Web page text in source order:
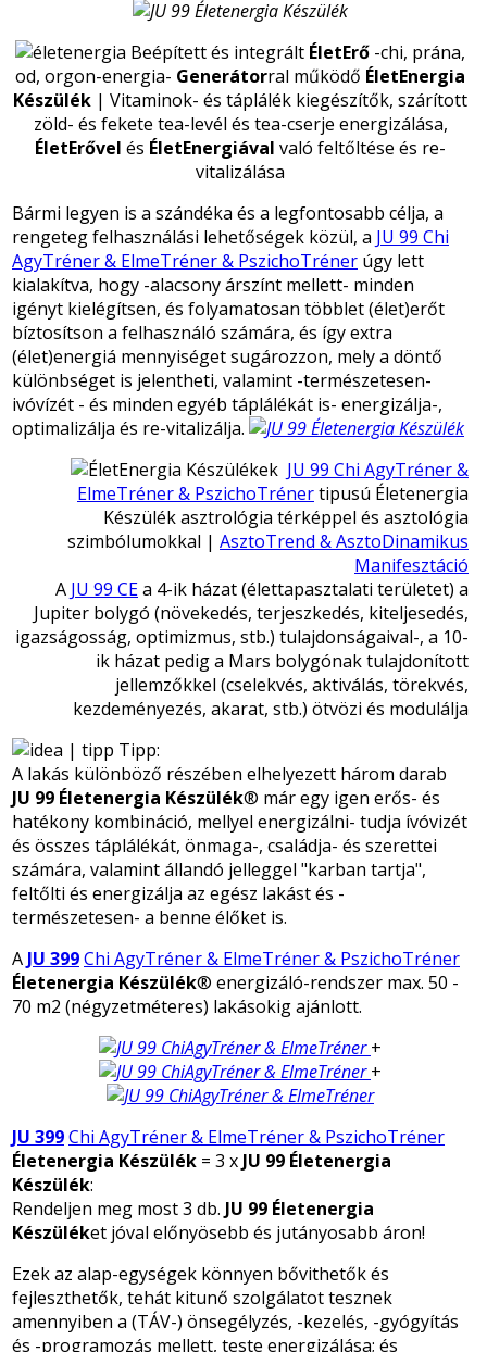
Beépített és integrált ÉletErő -chi, prána,
od, orgon-energia- Generátorral működő ÉletEnergia
Készülék | Vitaminok- és táplálék kiegészítők, szárított
zöld- és fekete tea-levél és tea-cserje energizálása,
ÉletErővel és ÉletEnergiával való feltőltése és re-
vitalizálása
Bármi legyen is a szándéka és a legfontosabb célja, a
rengeteg felhasználási lehetőségek közül, a JU 99 Chi
AgyTréner & ElmeTréner & PszichoTréner úgy lett
kialakítva, hogy -alacsony árszínt mellett- minden
igényt kielégítsen, és folyamatosan többlet (élet)erőt
bíztosítson a felhasználó számára, és így extra
(élet)energiá mennyiséget sugározzon, mely a döntő
különbséget is jelentheti, valamint -természetesen-
ivóvízét - és minden egyéb táplálékát is- energizálja-,
optimalizálja és re-vitalizálja.
JU 99 Chi AgyTréner &
ElmeTréner & PszichoTrénertipusú Életenergia
Készülék asztrológia térképpel és asztológia
szimbólumokkal | AsztoTrend & AsztoDinamikus
Manifesztáció
A JU 99 CEa 4-ik házat (élettapasztalati területet) a
Jupiter bolygó (növekedés, terjeszkedés, kiteljesedés,
igazságosság, optimizmus, stb.) tulajdonságaival-, a 10-
ik házat pedig a Mars bolygónak tulajdonított
jellemzőkkel (cselekvés, aktiválás, törekvés,
kezdeményezés, akarat, stb.) ötvözi és modulálja
Tipp:
A lakás különböző részében elhelyezett három darab
JU 99 Életenergia Készülék® már egy igen erős- és
hatékony kombináció, mellyel energizálni- tudja ívóvizét
és összes táplálékát, önmaga-, családja- és szerettei
számára, valamint állandó jelleggel "karban tartja",
feltőlti és energizálja az egész lakást és -
természetesen- a benne élőket is.
A JU 399Chi AgyTréner & ElmeTréner & PszichoTréner
Életenergia Készülék® energizáló-rendszer max. 50 -
70 m2 (négyzetméteres) lakásokig ajánlott.
+
+
JU 399Chi AgyTréner & ElmeTréner & PszichoTréner
Életenergia Készülék = 3 x JU 99 Életenergia
Készülék:
Rendeljen meg most 3 db. JU 99 Életenergia
Készüléket jóval előnyösebb és jutányosabb áron!
Ezek az alap-egységek könnyen bővithetők és
fejleszthetők, tehát kitunő szolgálatot tesznek
amennyiben a (TÁV-) önsegélyzés, -kezelés, -gyógyítás
és -programozás mellett, teste energizálása; és